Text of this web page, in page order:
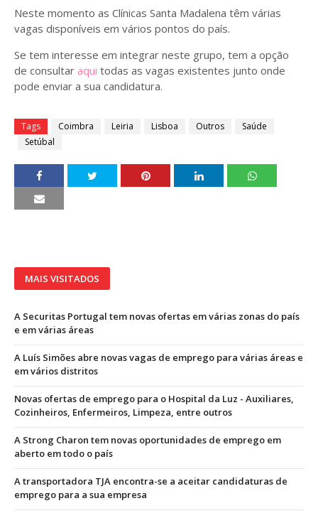
Neste momento as Clínicas Santa Madalena têm várias
vagas disponíveis em vários pontos do país.
Se tem interesse em integrar neste grupo, tem a opção
de consultar aqui todas as vagas existentes junto onde
pode enviar a sua candidatura.
Tags Coimbra Leiria Lisboa Outros
Saúde
Setúbal
MAIS VISITADOS
A Securitas Portugal tem novas ofertas em várias zonas do país
e em várias áreas
A Luís Simões abre novas vagas de emprego para várias áreas e
em vários distritos
Novas ofertas de emprego para o Hospital da Luz - Auxiliares,
Cozinheiros, Enfermeiros, Limpeza, entre outros
A Strong Charon tem novas oportunidades de emprego em
aberto em todo o país
A transportadora TJA encontra-se a aceitar candidaturas de
emprego para a sua empresa